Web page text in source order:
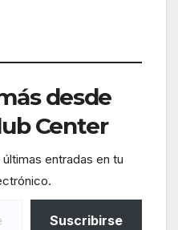
desde
Center
entradas en tu
Suscribirse